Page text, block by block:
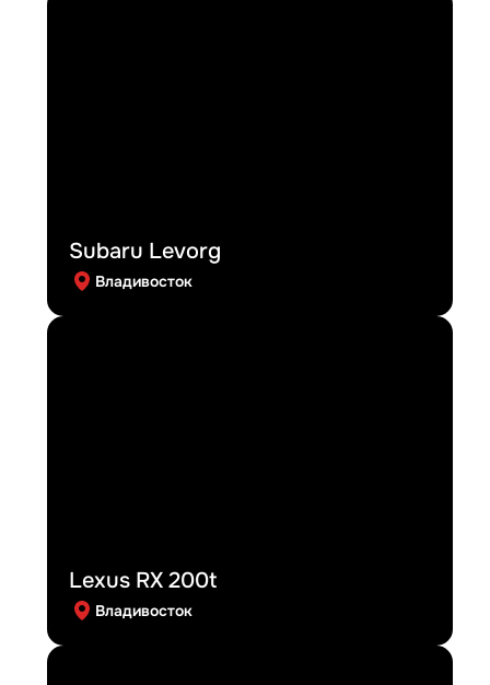
Subaru Levorg
Владивосток
Lexus RX 200t
Владивосток